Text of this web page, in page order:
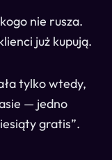
nie rusza.
już kupują.
tylko wtedy,
— jedno
gratis”.